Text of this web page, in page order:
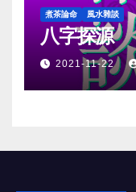
煮茶論命 風水雜談
八字探源
2021-11-22